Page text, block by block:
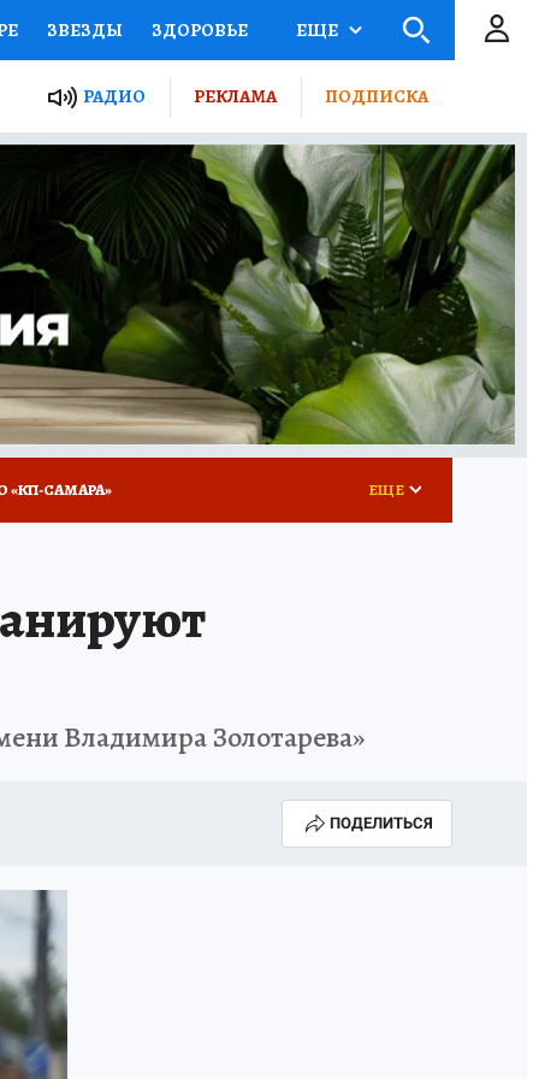
ЗВЕЗДЫ ЗДОРОВЬЕ
ПРОЕКТЫ РОССИИ
ПУТЕВОДИТЕЛЬ
ТУРИЗМ
ВСЕ О КП РАДИО КП
ЕЩЕ
РАДИО РЕКЛАМА ПОДПИСКА
«КП-САМАРА»
ДЕНЬ ПОБЕДЫ В САМАРЕ 2025
ЕЩЕ
Владимира Золотарева»
ПОДЕЛИТЬСЯ